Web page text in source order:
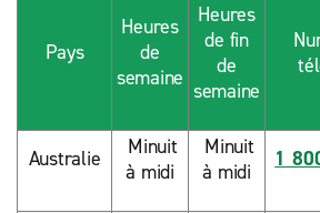
Pays
Heures
de
semaine
Heures
de fin
de
semaine
Australie
Minuit
à midi
Minuit
à midi
1